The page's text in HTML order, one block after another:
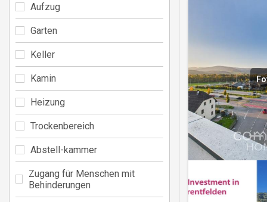
Aufzug
Garten
Keller
Kamin
Heizung
Trockenbereich
Abstell-kammer
Zugang für Menschen mit
Behinderungen